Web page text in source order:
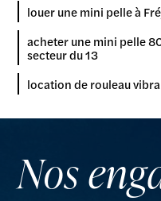
louer une mini pelle à
acheter une mini pelle
secteur du 13
location de rouleau
Nos